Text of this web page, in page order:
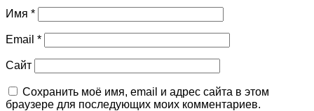
Имя *
Email *
Сайт
Сохранить моё имя, email и адрес сайта в этом
браузере для последующих моих комментариев.